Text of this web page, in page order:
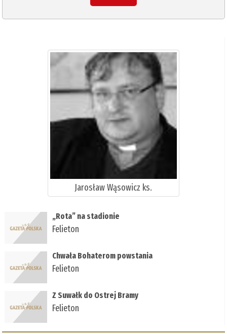
Jarosław Wąsowicz ks.
„Rota” na stadionie
Felieton
Chwała Bohaterom powstania
Felieton
Z Suwałk do Ostrej Bramy
Felieton